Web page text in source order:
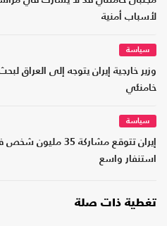
لأسباب أمنية
سياسة
وزير خارجية إيران يتوجه إلى العراق
خامنئي
سياسة
إيران تتوقع مشاركة
استنفار واسع
تغطية ذات صلة